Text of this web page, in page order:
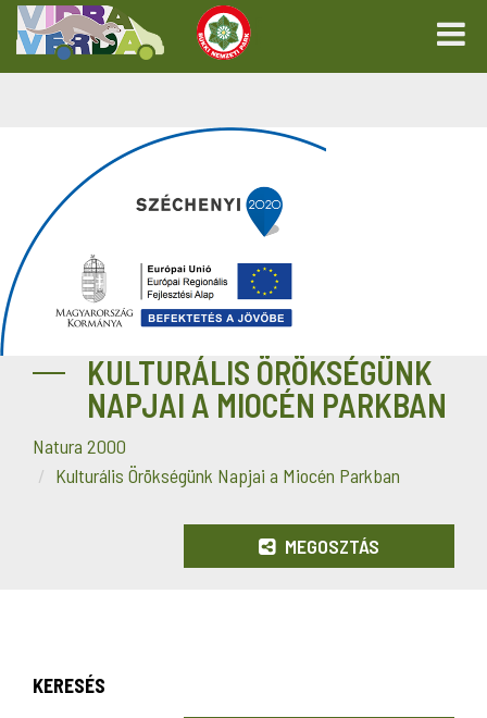
KULTURÁLIS ÖRÖKSÉGÜNK
NAPJAI A MIOCÉN PARKBAN
Natura 2000
Kulturális Örökségünk Napjai a Miocén Parkban
MEGOSZTÁS
KERESÉS